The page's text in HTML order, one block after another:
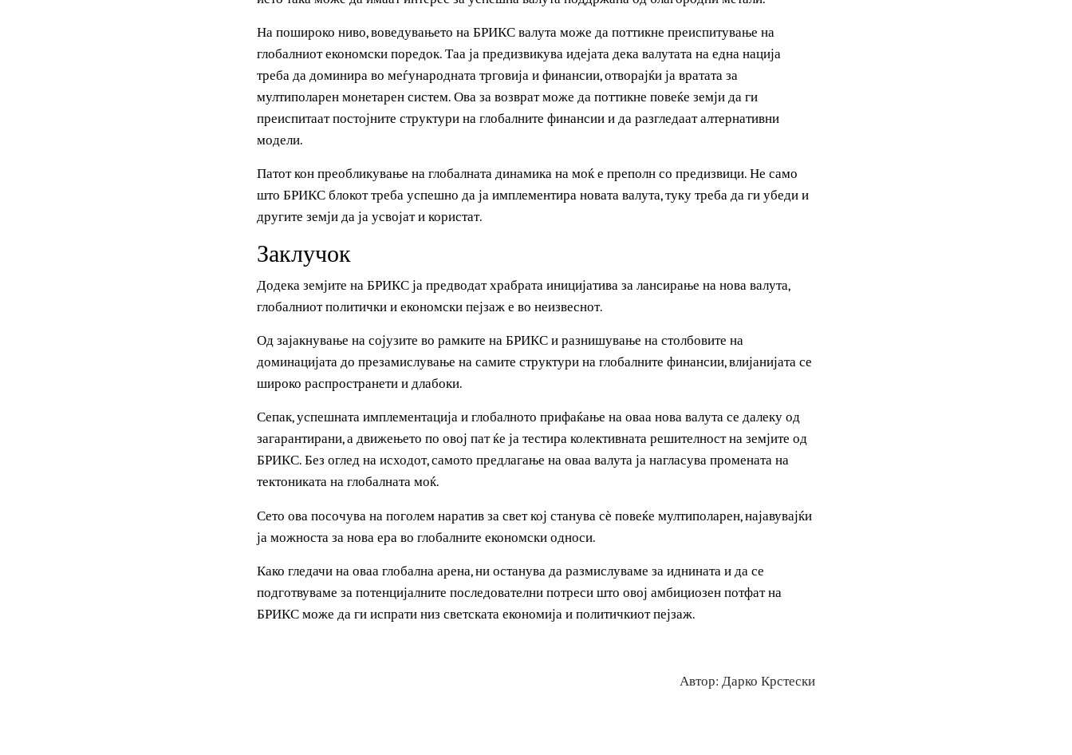
валута.
Членките на АЈАЗ (Асоцијација на Југоисточни Азиски Земји), на пример, може да најдат во
алтернатива во БРИКС валутата во однос на нивната зависност од доларот во трговските и
финансиските трансакции. Блискиот Исток, особено земјите со значителни резерви на злато,
исто така може да имаат интерес за успешна валута поддржана од благородни метали.
На пошироко ниво, воведувањето на БРИКС валута може да поттикне преиспитување на
глобалниот економски поредок. Таа ја предизвикува идејата дека валутата на една нација
треба да доминира во меѓународната трговија и финансии, отворајќи ја вратата за
мултиполарен монетарен систем. Ова за возврат може да поттикне повеќе земји да ги
модели.
Патот кон преобликување на глобалната динамика на моќ е преполн со предизвици. Не само
што БРИКС блокот треба успешно да ја имплементира новата валута, туку треба да ги убеди и
другите земји да ја усвојат и користат.
Заклучок
Додека земјите на БРИКС ја предводат храбрата иницијатива за лансирање на нова валута,
глобалниот политички и економски пејзаж е во неизвеснот.
Од зајакнување на сојузите во рамките на БРИКС и разнишување на столбовите на
широко распространети и длабоки.
Сепак, успешната имплементација и глобалното прифаќање на оваа нова валута се далеку од
загарантирани, а движењето по овој пат ќе ја тестира колективната решителност на земјите од
БРИКС. Без оглед на исходот, самото предлагање на оваа валута ја нагласува промената на
тектониката на глобалната моќ.